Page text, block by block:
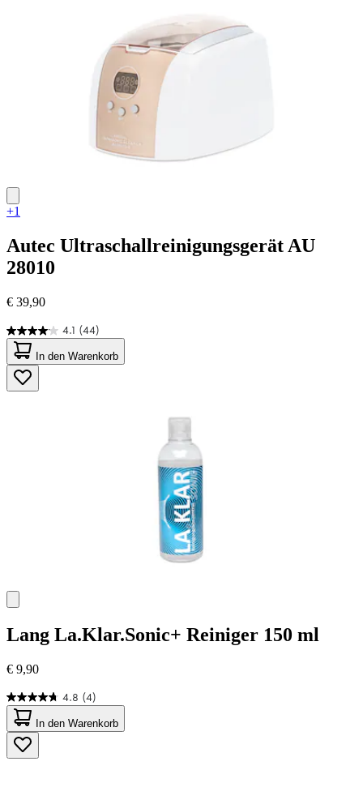
+1
Autec Ultraschallreinigungsgerät AU
28010
€ 39,90
4.1 (44)
4.1
von
5
Sternen.
44
In den Warenkorb
Lang La.Klar.Sonic+ Reiniger 150 ml
€ 9,90
4.8 (4)
4.8
von
5
Sternen.
4
In den Warenkorb